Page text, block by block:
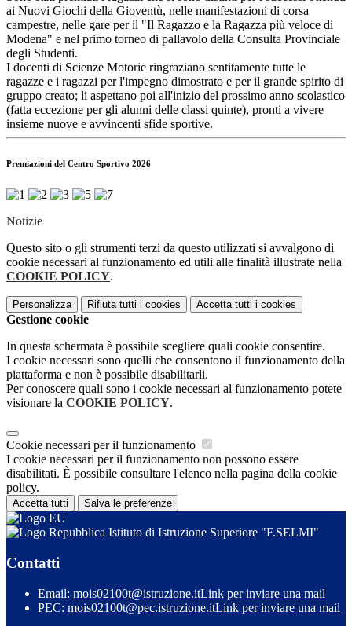
ai Nuovi Giochi della Gioventù, nelle manifestazioni di corsa
campestre, nelle gare per il "Il Ragazzo e la Ragazza più veloce di
Modena" e nel primo torneo di pallavolo della Consulta Provinciale
degli Studenti.
I docenti di Scienze Motorie ringraziano sentitamente tutte le
ragazze e i ragazzi per l'impegno dimostrato e per il grande spirito di
gruppo creato; li aspettano poi all'inizio del prossimo anno scolastico
(fatta eccezione per gli alunni delle classi quinte), pronti a vivere
insieme nuove e avvincenti sfide sportive.
Premiazioni del Centro Sportivo 2026
Notizie
Questo sito o gli strumenti terzi da questo utilizzati si avvalgono di
cookie necessari al funzionamento ed utili alle finalità illustrate nella
COOKIE POLICY.
Personalizza Rifiuta tutti i cookies Accetta tutti i cookies
Gestione cookie
In questa schermata è possibile scegliere quali cookie consentire.
I cookie necessari sono quelli che consentono il funzionamento della
piattaforma e non è possibile disabilitarli.
Per conoscere quali sono i cookie necessari al funzionamento potete
visionare la COOKIE POLICY.
Cookie necessari per il funzionamento
I cookie necessari per il funzionamento non possono essere
disabilitati. È possibile consultare l'elenco nella pagina della cookie
policy.
Accetta tutti Salva le preferenze
Istituto di Istruzione Superiore "F.SELMI"
Contatti
Email: mois02100t@istruzione.itLink per inviare una mail
PEC: mois02100t@pec.istruzione.itLink per inviare una mail